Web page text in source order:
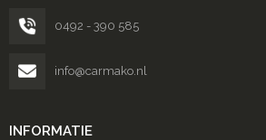
0492 - 390 585
info@carmako.nl
INFORMATIE